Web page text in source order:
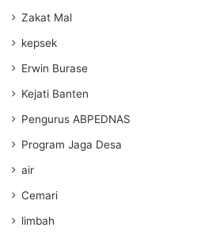
Zakat Mal
kepsek
Erwin Burase
Kejati Banten
Pengurus ABPEDNAS
Program Jaga Desa
air
Cemari
limbah